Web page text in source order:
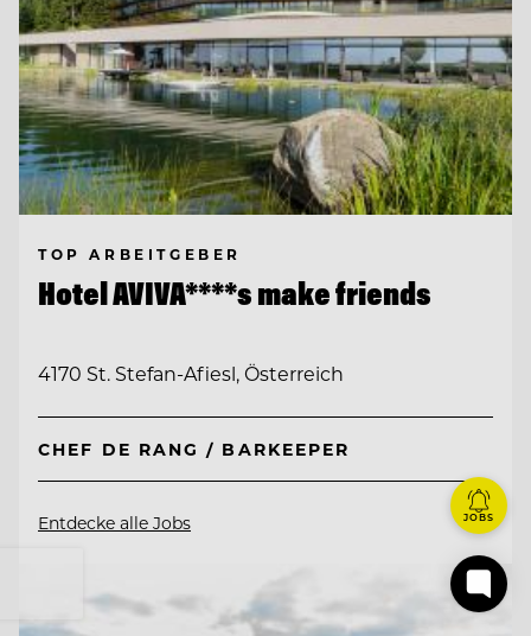
TOP ARBEITGEBER
Hotel AVIVA****s make friends
4170 St. Stefan-Afiesl, Österreich
CHEF DE RANG / BARKEEPER
Entdecke alle Jobs JOBS